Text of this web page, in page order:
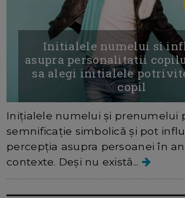
Initialele numelui si
asupra personalitatii
sa alegi initialele
copil
Inițialele numelui și prenumelui
semnificație simbolică și pot
percepția asupra persoanei în
contexte. Deși nu există...